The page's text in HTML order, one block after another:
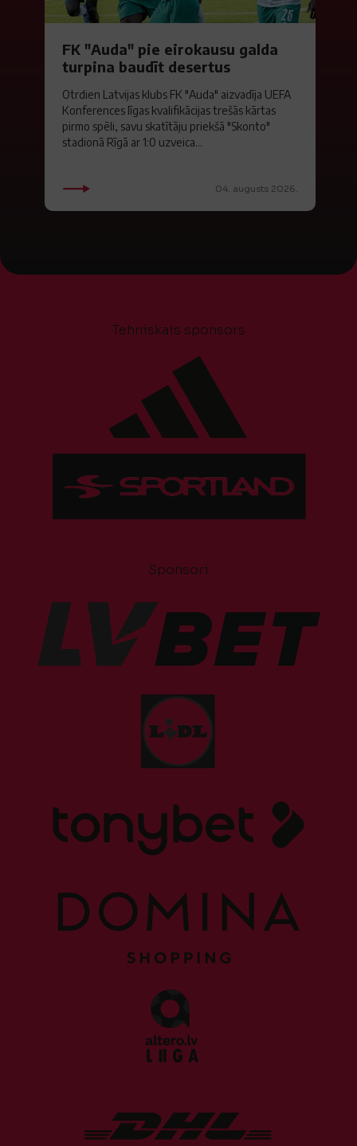
FK "Auda" pie eirokausu galda
turpina baudīt desertus
Otrdien Latvijas klubs FK "Auda" aizvadīja UEFA
Konferences līgas kvalifikācijas trešās kārtas
pirmo spēli, savu skatītāju priekšā "Skonto"
stadionā Rīgā ar 1:0 uzveica...
04. augusts 2026.
Tehniskais sponsors
Sponsori